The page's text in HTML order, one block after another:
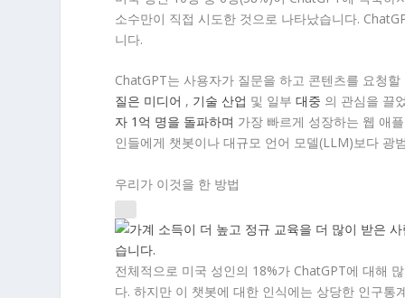
소수만이 직접 시도한 것으로 나타났습니다.
니다.
ChatGPT는 사용자가 질문을 하고 콘텐츠를 요청
질은 미디어 , 기술 산업 및 일부대중 의 관심을 끌
자 1억 명을 돌파하며 가장 빠르게 성장하는 웹 애
인들에게 챗봇이나 대규모 언어 모델(LLM)보다 광
우리가 이것을 한 방법
전체적으로 미국 성인의 18%가 ChatGPT에 대해
다. 하지만 이 챗봇에 대한 인식에는 상당한 인구통